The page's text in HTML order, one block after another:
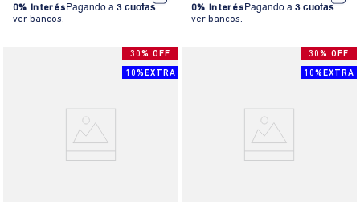
0% Interés Pagando a 3 cuotas.
ver bancos.
0% Interés Pagando a 3 cuotas.
ver bancos.
30% OFF
10%EXTRA
30% OFF
10%EXTRA